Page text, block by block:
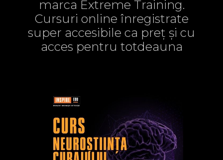
marca Extreme Training.
Cursuri online înregistrate
super accesibile ca preț și cu
acces pentru totdeauna